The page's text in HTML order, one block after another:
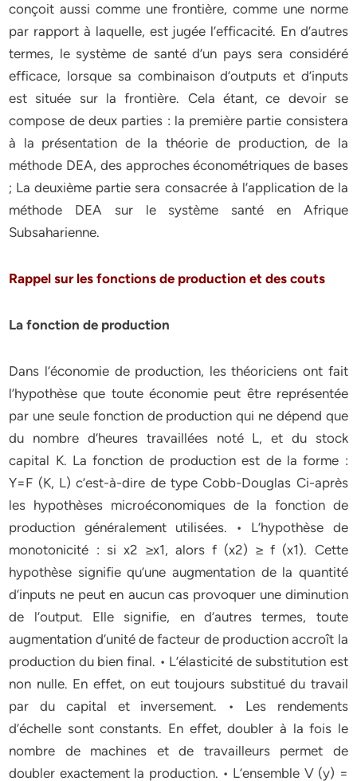
conçoit aussi comme une frontière, comme une norme
par rapport à laquelle, est jugée l’efficacité. En d’autres
termes, le système de santé d’un pays sera considéré
efficace, lorsque sa combinaison d’outputs et d’inputs
est située sur la frontière. Cela étant, ce devoir se
compose de deux parties : la première partie consistera
à la présentation de la théorie de production, de la
méthode DEA, des approches économétriques de bases
; La deuxième partie sera consacrée à l’application de la
méthode DEA sur le système santé en Afrique
Subsaharienne.
Rappel sur les fonctions de production et des couts
La fonction de production
Dans l’économie de production, les théoriciens ont fait
l’hypothèse que toute économie peut être représentée
par une seule fonction de production qui ne dépend que
du nombre d’heures travaillées noté L, et du stock
capital K. La fonction de production est de la forme :
Y=F (K, L) c’est-à-dire de type Cobb-Douglas Ci-après
les hypothèses microéconomiques de la fonction de
production généralement utilisées. • L’hypothèse de
monotonicité : si x2 ≥x1, alors f (x2) ≥ f (x1). Cette
hypothèse signifie qu’une augmentation de la quantité
d’inputs ne peut en aucun cas provoquer une diminution
de l’output. Elle signifie, en d’autres termes, toute
augmentation d’unité de facteur de production accroît la
production du bien final. • L’élasticité de substitution est
non nulle. En effet, on eut toujours substitué du travail
par du capital et inversement. • Les rendements
d’échelle sont constants. En effet, doubler à la fois le
nombre de machines et de travailleurs permet de
doubler exactement la production. • L’ensemble V (y) =